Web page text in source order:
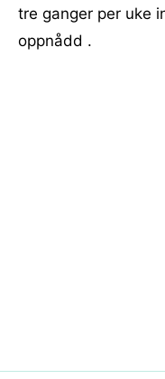
tre ganger per uke
oppnådd .